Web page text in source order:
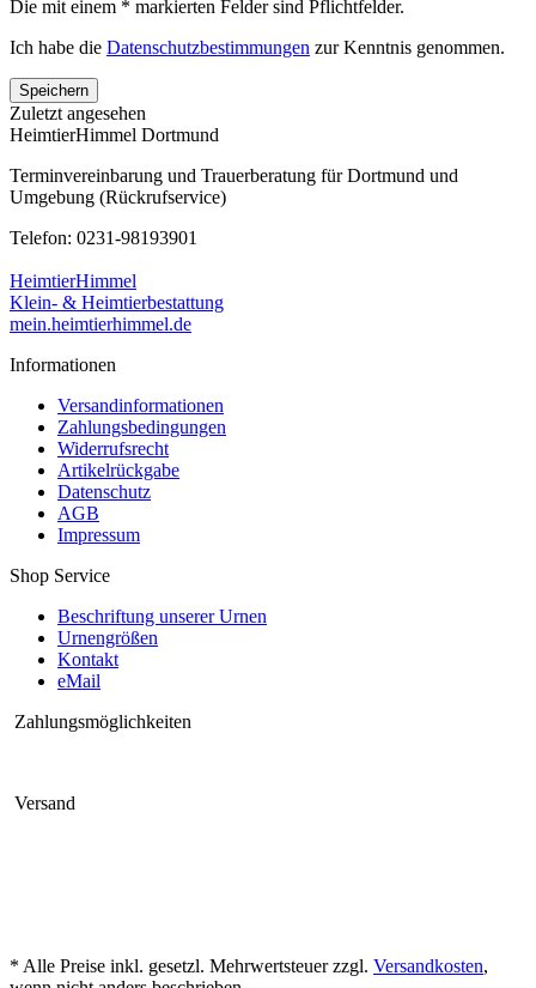
Die mit einem * markierten Felder sind Pflichtfelder.
Ich habe die Datenschutzbestimmungen zur Kenntnis genommen.
Speichern
Zuletzt angesehen
HeimtierHimmel Dortmund
Terminvereinbarung und Trauerberatung für Dortmund und
Umgebung (Rückrufservice)
Telefon: 0231-98193901
HeimtierHimmel
Klein- & Heimtierbestattung
mein.heimtierhimmel.de
Informationen
Versandinformationen
Zahlungsbedingungen
Widerrufsrecht
Artikelrückgabe
Datenschutz
AGB
Impressum
Shop Service
Beschriftung unserer Urnen
Urnengrößen
Kontakt
eMail
Zahlungsmöglichkeiten
Versand
* Alle Preise inkl. gesetzl. Mehrwertsteuer zzgl. Versandkosten,